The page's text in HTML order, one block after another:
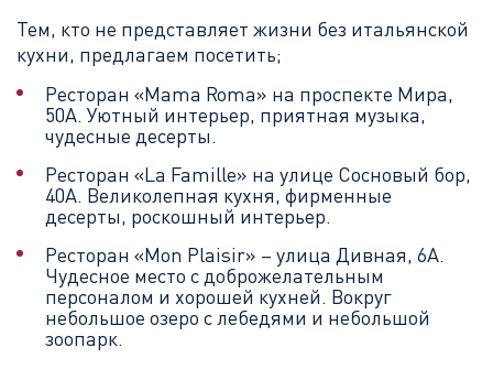
Тем, кто не представляет жизни без итальянской
кухни, предлагаем посетить;
Ресторан «Mama Roma» на проспекте Мира,
50А. Уютный интерьер, приятная музыка,
чудесные десерты.
Ресторан «La Famille» на улице Сосновый бор,
40А. Великолепная кухня, фирменные
десерты, роскошный интерьер.
Ресторан «Mon Plaisir» – улица Дивная, 6А.
Чудесное место с доброжелательным
персоналом и хорошей кухней. Вокруг
небольшое озеро с лебедями и небольшой
зоопарк.